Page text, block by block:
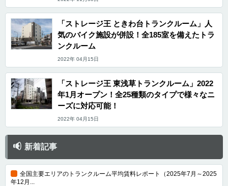
「ストレージ王 ときわ台トランクルーム」人
気のバイク施設が併設！全185室を備えたトラ
ンクルーム
2022年 04月15日
「ストレージ王 東浅草トランクルーム」2022
年1月オープン！全25種類のタイプで様々なニ
ーズに対応可能！
2022年 04月15日
新着記事
全国主要エリアのトランクルーム平均賃料レポート（2025年7月～2025
年12月...